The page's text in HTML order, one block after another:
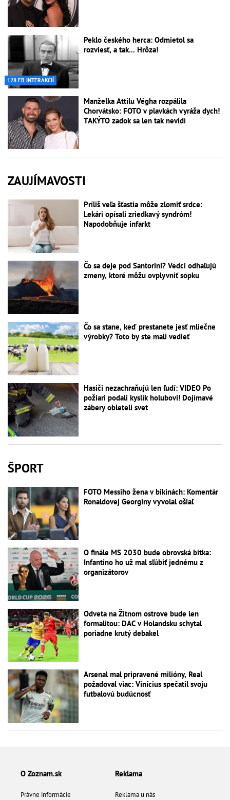
128 FB INTERAKCIÍ
Peklo českého herca: Odmietol sa
rozviesť, a tak... Hrôza!
Manželka Attilu Végha rozpálila
Chorvátsko: FOTO v plavkách vyráža dych!
TAKÝTO zadok sa len tak nevidí
ZAUJÍMAVOSTI
Príliš veľa šťastia môže zlomiť srdce:
Lekári opísali zriedkavý syndróm!
Napodobňuje infarkt
Čo sa deje pod Santorini? Vedci odhaľujú
zmeny, ktoré môžu ovplyvniť sopku
Čo sa stane, keď prestanete jesť mliečne
výrobky? Toto by ste mali vedieť
Hasiči nezachraňujú len ľudí: VIDEO Po
požiari podali kyslík holubovi! Dojímavé
zábery obleteli svet
ŠPORT
FOTO Messiho žena v bikinách: Komentár
Ronaldovej Georginy vyvolal ošiaľ
O finále MS 2030 bude obrovská bitka:
Infantino ho už mal sľúbiť jednému z
organizátorov
Odveta na Žitnom ostrove bude len
formalitou: DAC v Holandsku schytal
poriadne krutý debakel
Arsenal mal pripravené milióny, Real
požadoval viac: Vinícius spečatil svoju
futbalovú budúcnosť
O Zoznam.sk
Právne informácie
Reklama
Reklama u nás